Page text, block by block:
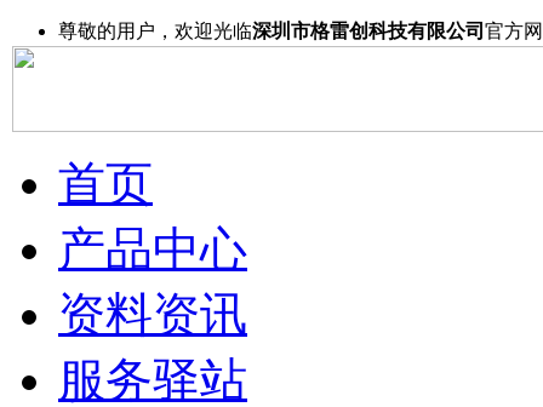
尊敬的用户，欢迎光临深圳市格雷创科技有限公司 官方
首页
产品中心
资料资讯
服务驿站